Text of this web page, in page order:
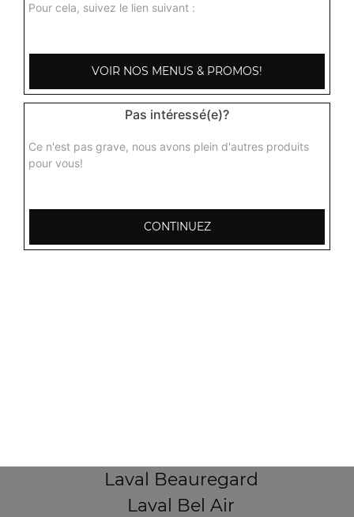
Laval Beauregard
Laval Bel Air
Pour cela, suivez le lien suivant :
VOIR NOS MENUS & PROMOS!
Pas intéressé(e)?
Ce n'est pas grave, nous avons plein d'autres produits
pour vous!
CONTINUEZ